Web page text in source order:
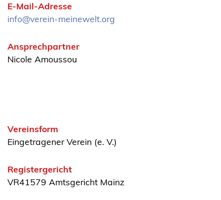
E-Mail-Adresse
info@verein-meinewelt.org
Ansprechpartner
Nicole Amoussou
Vereinsform
Eingetragener Verein (e. V.)
Registergericht
VR41579 Amtsgericht Mainz